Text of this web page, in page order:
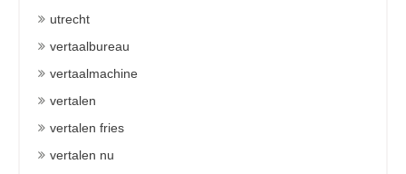
utrecht
vertaalbureau
vertaalmachine
vertalen
vertalen fries
vertalen nu